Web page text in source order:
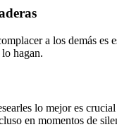
a los demás
hagan.
lo mejor es
en momentos de